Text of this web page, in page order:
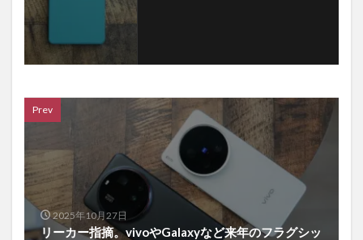
Prev
2025年10月27日
リーカー指摘。vivoやGalaxyなど来年のフラグシッ